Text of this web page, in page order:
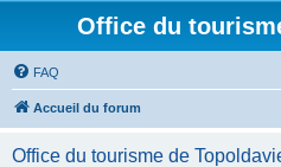
Office du
FAQ
Accueil du forum
Office du tourisme de